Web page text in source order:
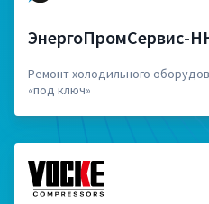
ЭнергоПромСервис-
Ремонт холодильного
«под ключ»